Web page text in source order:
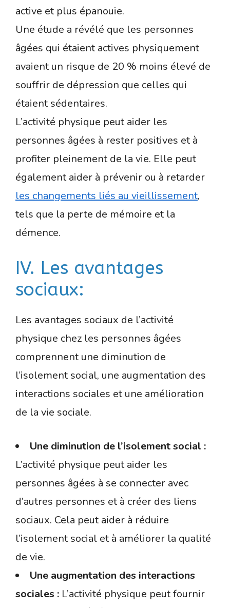
active et plus épanouie.
Une étude a révélé que les personnes
âgées qui étaient actives physiquement
avaient un risque de 20 % moins élevé de
souffrir de dépression que celles qui
étaient sédentaires.
L’activité physique peut aider les
personnes âgées à rester positives et à
profiter pleinement de la vie. Elle peut
également aider à prévenir ou à retarder
les changements liés au vieillissement,
tels que la perte de mémoire et la
démence.
IV. Les avantages
sociaux:
Les avantages sociaux de l’activité
physique chez les personnes âgées
comprennent une diminution de
l’isolement social, une augmentation des
interactions sociales et une amélioration
de la vie sociale.
Une diminution de l’isolement social :
L’activité physique peut aider les
personnes âgées à se connecter avec
d’autres personnes et à créer des liens
sociaux. Cela peut aider à réduire
l’isolement social et à améliorer la qualité
de vie.
Une augmentation des interactions
sociales : L’activité physique peut fournir